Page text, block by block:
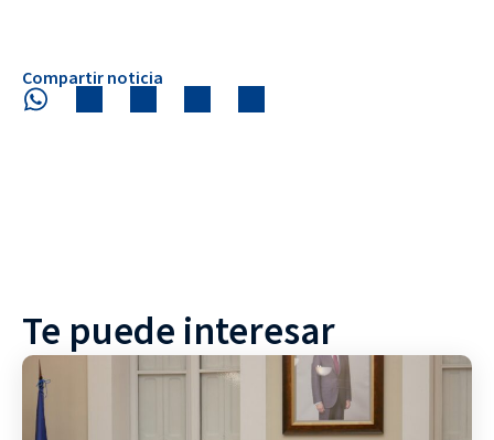
Compartir noticia
Te puede interesar